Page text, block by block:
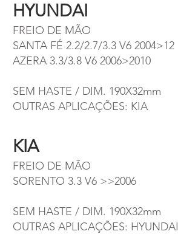
HYUNDAI
FREIO DE MÃO
SANTA FÉ 2.2/2.7/3.3 V6 2004>12
AZERA 3.3/3.8 V6 2006>2010
SEM HASTE / DIM. 190X32mm
OUTRAS APLICAÇÕES: KIA
KIA
FREIO DE MÃO
SORENTO 3.3 V6 >>2006
SEM HASTE / DIM. 190X32mm
OUTRAS APLICAÇÕES: HYUNDAI